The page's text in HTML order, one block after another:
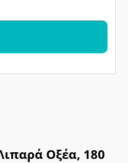
Οξέα, 180